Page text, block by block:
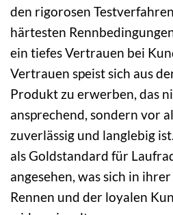
den rigorosen
härtesten
ein tiefes Vertrauen bei
Vertrauen speist sich aus
Produkt zu erwerben, das
ansprechend, sondern vor
zuverlässig und langlebig
als Goldstandard für
angesehen, was sich in
Rennen und der loyalen